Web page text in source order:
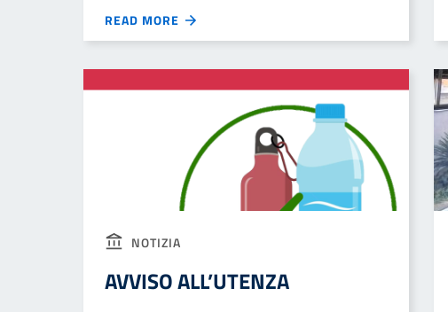
READ MORE
NOTIZIA
AVVISO ALL’UTENZA